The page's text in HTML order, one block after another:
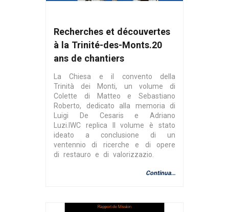
Recherches et découvertes
à la Trinité-des-Monts.20
ans de chantiers
La Chiesa e il convento della
Trinità dei Monti, un volume di
Colette di Matteo e Sebastiano
Roberto, dedicato alla memoria di
Luigi De Cesaris e Adriano
Luzi.IWC replica Il volume è stato
ideato a conclusione di un
ventennio di ricerche e di opere
di restauro e di valorizzazio.
Continua...